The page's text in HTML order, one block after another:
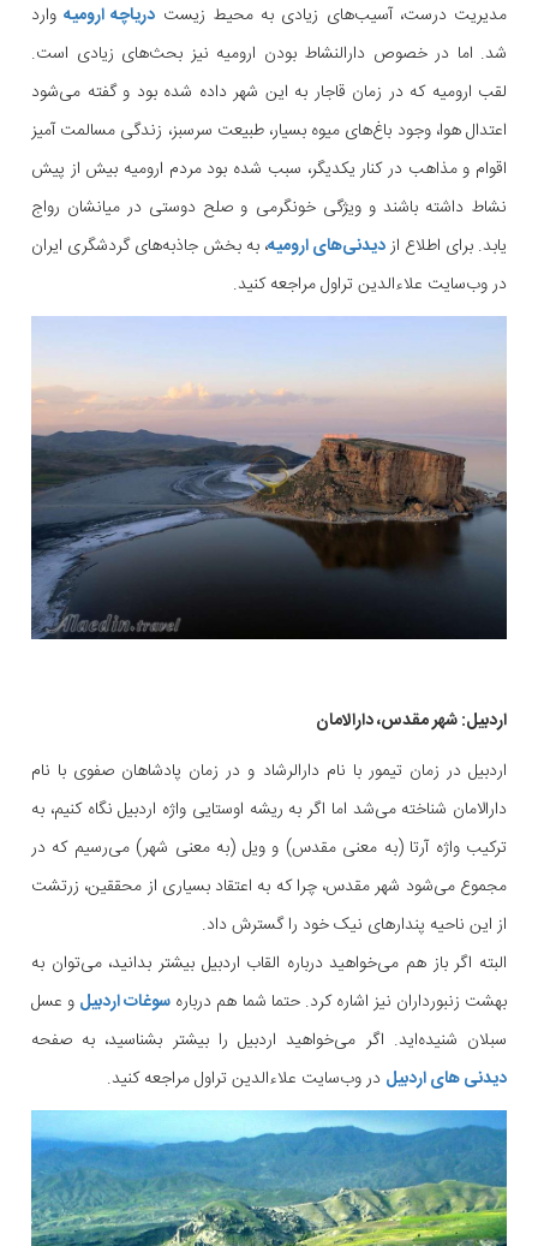
مدیریت درست، آسیب‌های زیادی به محیط زیست دریاچه ارومیهوارد
شد. اما در خصوص دارالنشاط بودن ارومیه نیز بحث‌های زیادی است.
لقب ارومیه که در زمان قاجار به این شهر داده شده بود و گفته می‌شود
اعتدال هوا، وجود باغ‌های میوه بسیار، طبیعت سرسبز، زندگی مسالمت آمیز
اقوام و مذاهب در کنار یکدیگر، سبب شده بود مردم ارومیه بیش از پیش
نشاط داشته باشند و ویژگی خونگرمی و صلح دوستی در میانشان رواج
یابد. برای اطلاع ازدیدنی‌های ارومیه، به بخش جاذبه‌های گردشگری ایران
در وب‌سایت علاءالدین تراول مراجعه کنید.
اردبیل: شهر مقدس، دارالامان
اردبیل در زمان تیمور با نام دارالرشاد و در زمان پادشاهان صفوی با نام
دارالامان شناخته می‌شد اما اگر به ریشه اوستایی واژه اردبیل نگاه کنیم، به
ترکیب واژه آرتا (به معنی مقدس) و ویل (به معنی شهر) می‌رسیم که در
مجموع می‌شود شهر مقدس، چرا که به اعتقاد بسیاری از محققین، زرتشت
از این ناحیه پندارهای نیک خود را گسترش داد.
البته اگر باز هم می‌خواهید درباره القاب اردبیل بیشتر بدانید، می‌توان به
بهشت زنبورداران نیز اشاره کرد. حتما شما هم درباره سوغات اردبیل و عسل
سبلان شنیده‌اید. اگر می‌خواهید اردبیل را بیشتر بشناسید، به صفحه
دیدنی های اردبیل در وب‌سایت علاءالدین تراول مراجعه کنید.